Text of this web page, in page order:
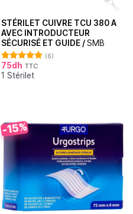
STÉRILET CUIVRE TCU 380 A
AVEC INTRODUCTEUR
SÉCURISÉ ET GUIDE /SMB
Note5.00
sur 5
(6)
75dh TTC
1 Stérilet
-15%